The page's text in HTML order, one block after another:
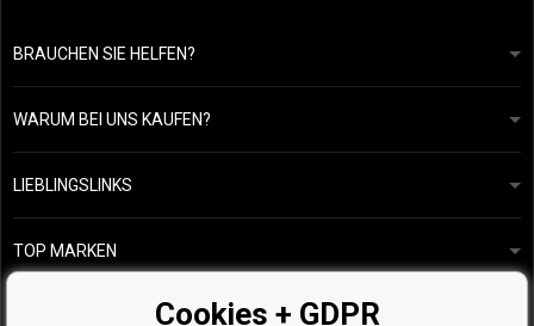
BRAUCHEN SIE HELFEN?
info@mapeja.de
Wir werden innerhalb von 24 Stunden antworten.
WARUM BEI UNS KAUFEN?
Allgemeine geschäftsbedingungen
Datenschutzerklärung
Übersicht über Zahlungen und Versand
Rückgabe von Waren
LIEBLINGSLINKS
Unsere Geschichte
Kostenlose Produktproben
TOP MARKEN
Kérastase
Cookies + GDPR